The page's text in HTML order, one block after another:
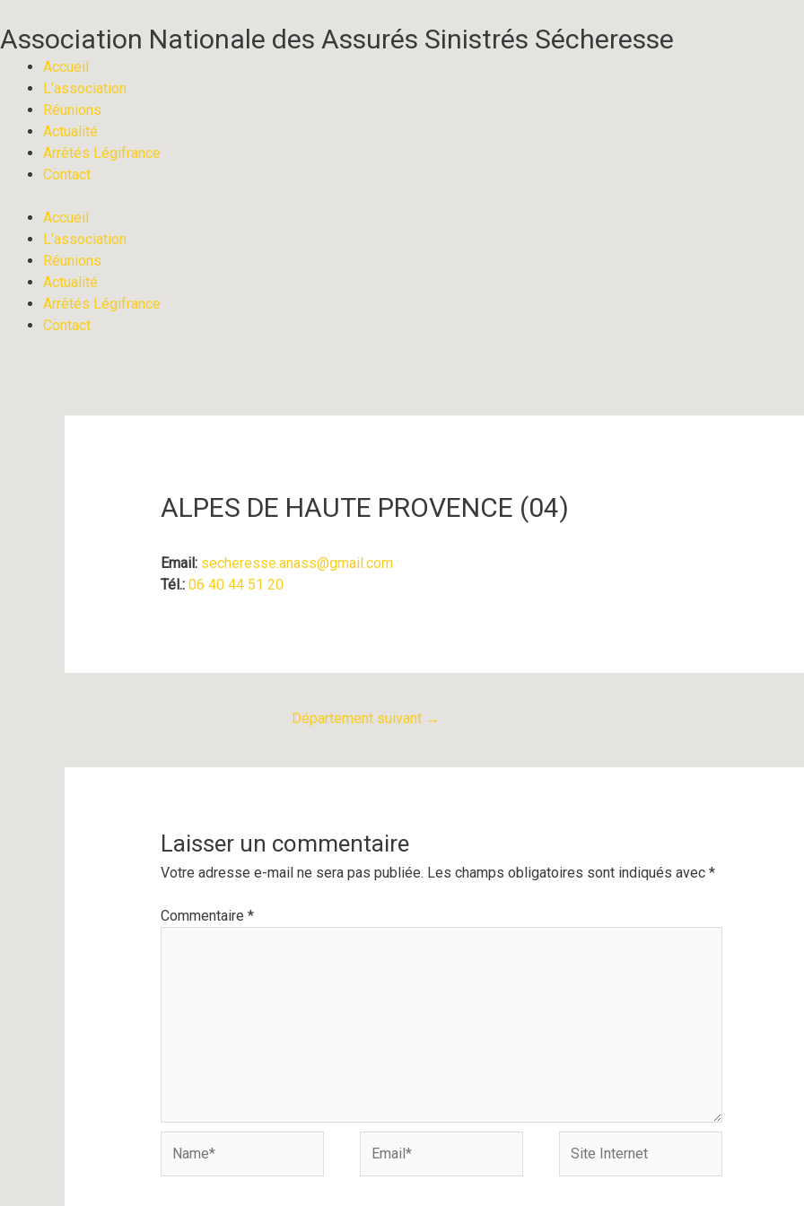
au
contenu
Association Nationale des Assurés Sinistrés Sécheresse
Accueil
L’association
Réunions
Actualité
Arrêtés Légifrance
Contact
Accueil
L’association
Réunions
Actualité
Arrêtés Légifrance
Contact
ALPES DE HAUTE PROVENCE (04)
Email: secheresse.anass@gmail.com
Tél.: 06 40 44 51 20
Département suivant →
Laisser un commentaire
Votre adresse e-mail ne sera pas publiée. Les champs obligatoires sont indiqués avec *
Commentaire *
Internet